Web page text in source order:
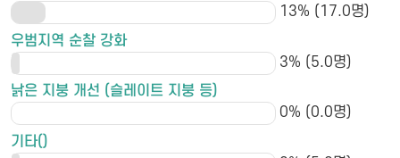
13% (17.0명)
우범지역 순찰 강화
3% (5.0명)
낡은 지붕 개선 (슬레이트 지붕 등)
0% (0.0명)
기타()